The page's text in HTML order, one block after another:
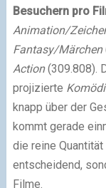
Besuchern pro
Animation/
Fantasy/Märchen
Action(309.808).
projizierte
knapp über der
kommt gerade
die reine
entscheidend,
Filme.